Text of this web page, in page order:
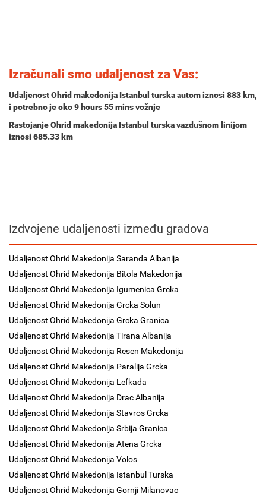
Izračunali smo udaljenost za Vas:
Udaljenost Ohrid makedonija Istanbul turska autom iznosi 883 km,
i potrebno je oko9 hours 55 minsvožnje
Rastojanje Ohrid makedonija Istanbul turska vazdušnom linijom
iznosi 685.33 km
Izdvojene udaljenosti između gradova
Udaljenost Ohrid Makedonija Saranda Albanija
Udaljenost Ohrid Makedonija Bitola Makedonija
Udaljenost Ohrid Makedonija Igumenica Grcka
Udaljenost Ohrid Makedonija Grcka Solun
Udaljenost Ohrid Makedonija Grcka Granica
Udaljenost Ohrid Makedonija Tirana Albanija
Udaljenost Ohrid Makedonija Resen Makedonija
Udaljenost Ohrid Makedonija Paralija Grcka
Udaljenost Ohrid Makedonija Lefkada
Udaljenost Ohrid Makedonija Drac Albanija
Udaljenost Ohrid Makedonija Stavros Grcka
Udaljenost Ohrid Makedonija Srbija Granica
Udaljenost Ohrid Makedonija Atena Grcka
Udaljenost Ohrid Makedonija Volos
Udaljenost Ohrid Makedonija Istanbul Turska
Udaljenost Ohrid Makedonija Gornji Milanovac